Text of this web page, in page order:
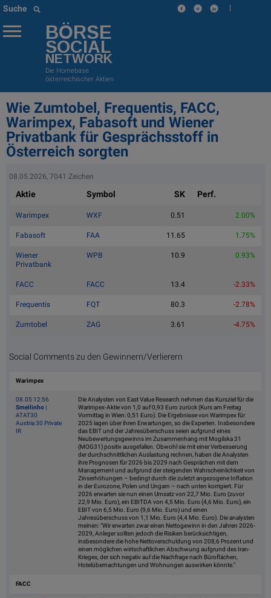
Suche |
BÖRSE
SOCIAL
NETWORK
Die Homebase
österreichischer Aktien
Wie Zumtobel, Frequentis, FACC,
Warimpex, Fabasoft und Wiener
Privatbank für Gesprächsstoff in
Österreich sorgten
08.05.2026, 7041 Zeichen
Aktie Symbol SK Perf.
Warimpex WXF 0.51 2.00%
Fabasoft FAA 11.65 1.75%
Wiener
Privatbank
WPB 10.9 0.93%
FACC FACC 13.4 -2.33%
Frequentis FQT 80.3 -2.78%
Zumtobel ZAG 3.61 -4.75%
Social Comments zu den Gewinnern/Verlierern
Warimpex
08.05 12:56
Smeilinho |
ATAT30
Austria 30 Private
IR
Die Analysten von East Value Research nehmen das Kursziel für die
Warimpex-Aktie von 1,0 auf 0,93 Euro zurück (Kurs am Freitag
Vormittag in Wien: 0,51 Euro). Die Ergebnisse von Warimpex für
2025 lagen über ihren Erwartungen, so die Experten. Insbesondere
das EBIT und der Jahresüberschuss seien aufgrund eines
Neubewertungsgewinns im Zusammenhang mit Mogilska 31
(MOG31) positiv ausgefallen. Obwohl sie mit einer Verbesserung
der durchschnittlichen Auslastung rechnen, haben die Analysten
ihre Prognosen für 2026 bis 2029 nach Gesprächen mit dem
Management und aufgrund der steigenden Wahrscheinlichkeit von
Zinserhöhungen – bedingt durch die zuletzt angezogene Inflation
in der Eurozone, Polen und Ungarn – nach unten korrigiert. Für
2026 erwarten sie nun einen Umsatz von 22,7 Mio. Euro (zuvor
22,9 Mio. Euro), ein EBITDA von 4,5 Mio. Euro (4,6 Mio. Euro), ein
EBIT von 6,5 Mio. Euro (9,6 Mio. Euro) und einen
Jahresüberschuss von 1,1 Mio. Euro (4,4 Mio. Euro). Die analysten
meinen: "Wir erwarten zwar einen Nettogewinn in den Jahren 2026-
2029, Anleger sollten jedoch die Risiken berücksichtigen,
insbesondere die hohe Nettoverschuldung von 208,6 Prozent und
einen möglichen wirtschaftlichen Abschwung aufgrund des Iran-
Krieges, der sich negativ auf die Nachfrage nach Büroflächen,
Hotelübernachtungen und Wohnungen auswirken könnte."
FACC